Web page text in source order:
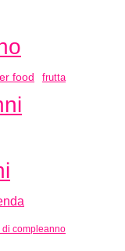
food frutta
di compleanno